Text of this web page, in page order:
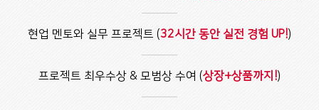
현업 멘토와 실무 프로젝트 (32시간 동안 실전 경험 UP!)
프로젝트 최우수상 & 모범상 수여 (상장+상품까지!)